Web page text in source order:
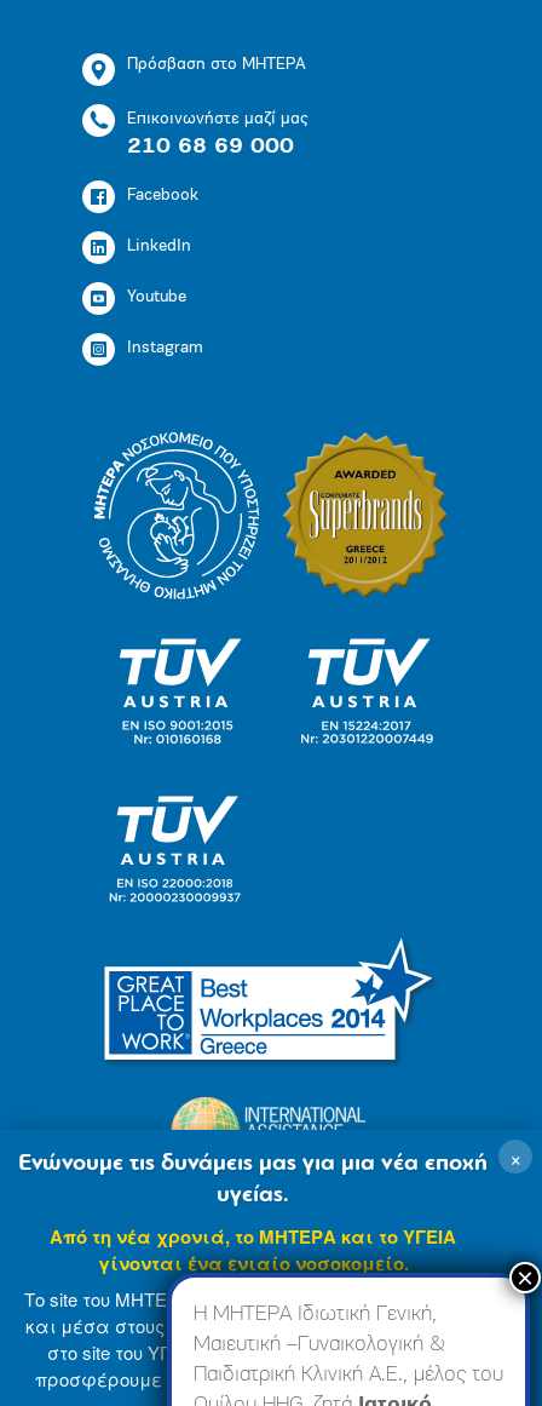
Πρόσβαση στο ΜΗΤΕΡΑ
Επικοινωνήστε μαζί μας
210 68 69 000
Facebook
LinkedIn
Youtube
Instagram
© 2007-2024 ΜΗΤΕΡΑ Α.Ε Όροι Χρήσης
Η ΜΗΤΕΡΑ Ιδιωτική Γενική,
Μαιευτική –Γυναικολογική &
Παιδιατρική Κλινική Α.Ε., μέλος του
×
Ενώνουμε τις δυνάμεις μας για μια νέα εποχή
υγείας.
Από τη νέα χρονιά, το ΜΗΤΕΡΑ και το ΥΓΕΙΑ
γίνονται ένα ενιαίο νοσοκομείο.
Το site του ΜΗΤΕΡΑ βρίσκεται σε φάση ανανέωσης
και μέσα στους επόμενους μήνες θα ενσωματωθεί
στο site του ΥΓΕΙΑ (www.hygeia.gr), ώστε να σας
προσφέρουμε μια πιο ολοκληρωμένη και ενιαία